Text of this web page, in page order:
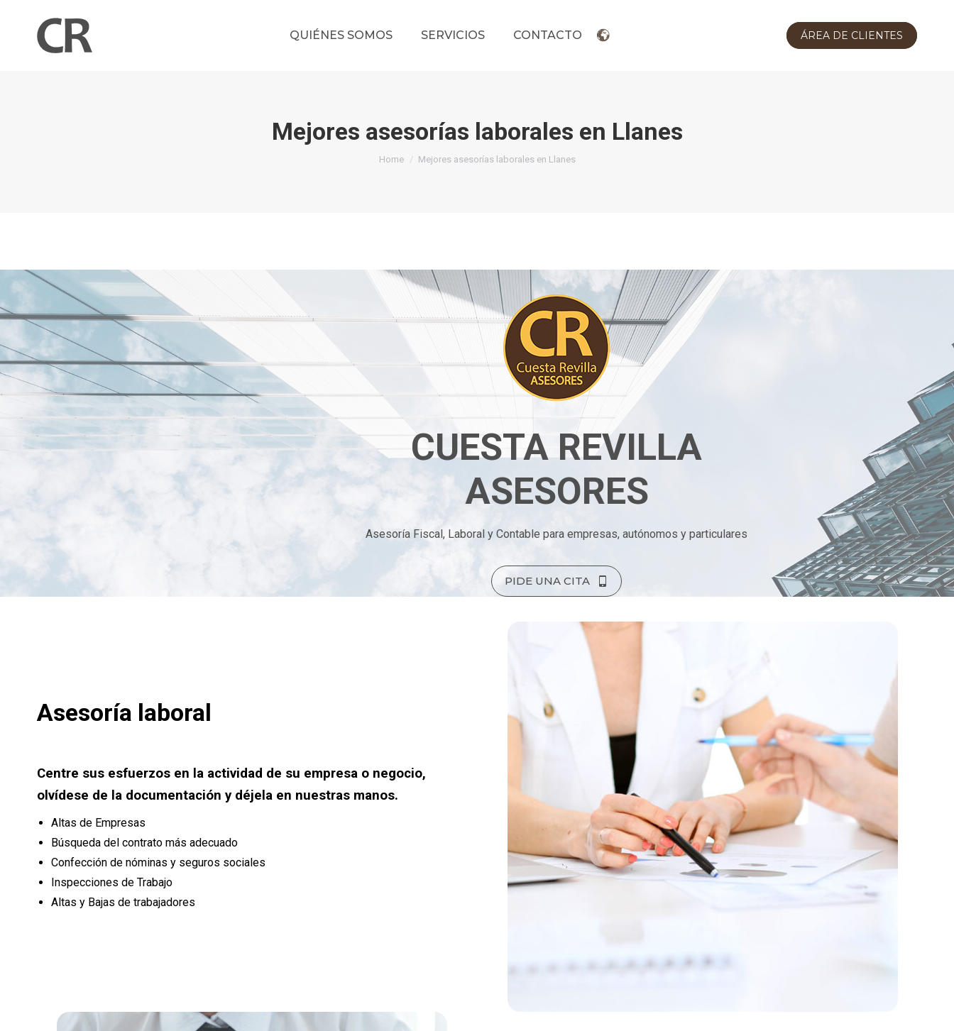
QUIÉNES SOMOS SERVICIOS CONTACTO ÁREA DE CLIENTES
Mejores asesorías laborales en Llanes
You are here:
Home Mejores asesorías laborales en Llanes
CUESTA REVILLA
ASESORES
Asesoría Fiscal, Laboral y Contable para empresas, autónomos y particulares
PIDE UNA CITA
Asesoría laboral
Centre sus esfuerzos en la actividad de su empresa o negocio,
olvídese de la documentación y déjela en nuestras manos.
Altas de Empresas
Búsqueda del contrato más adecuado
Confección de nóminas y seguros sociales
Inspecciones de Trabajo
Altas y Bajas de trabajadores